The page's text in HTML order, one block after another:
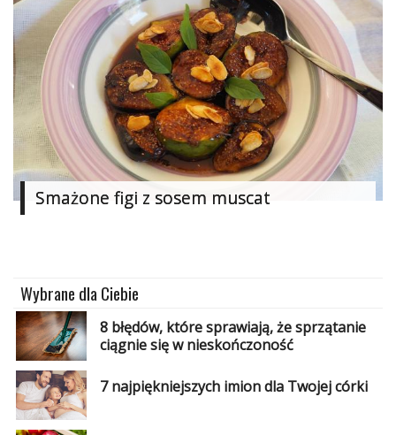
Smażone figi z sosem muscat
Wybrane dla Ciebie
8 błędów, które sprawiają, że sprzątanie
ciągnie się w nieskończoność
7 najpiękniejszych imion dla Twojej córki